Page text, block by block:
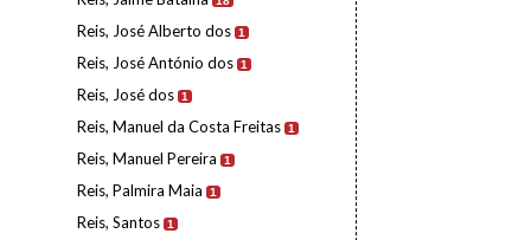
Reis, José Alberto dos 1
Reis, José António dos 1
Reis, José dos 1
Reis, Manuel da Costa Freitas 1
Reis, Manuel Pereira 1
Reis, Palmira Maia 1
Reis, Santos 1